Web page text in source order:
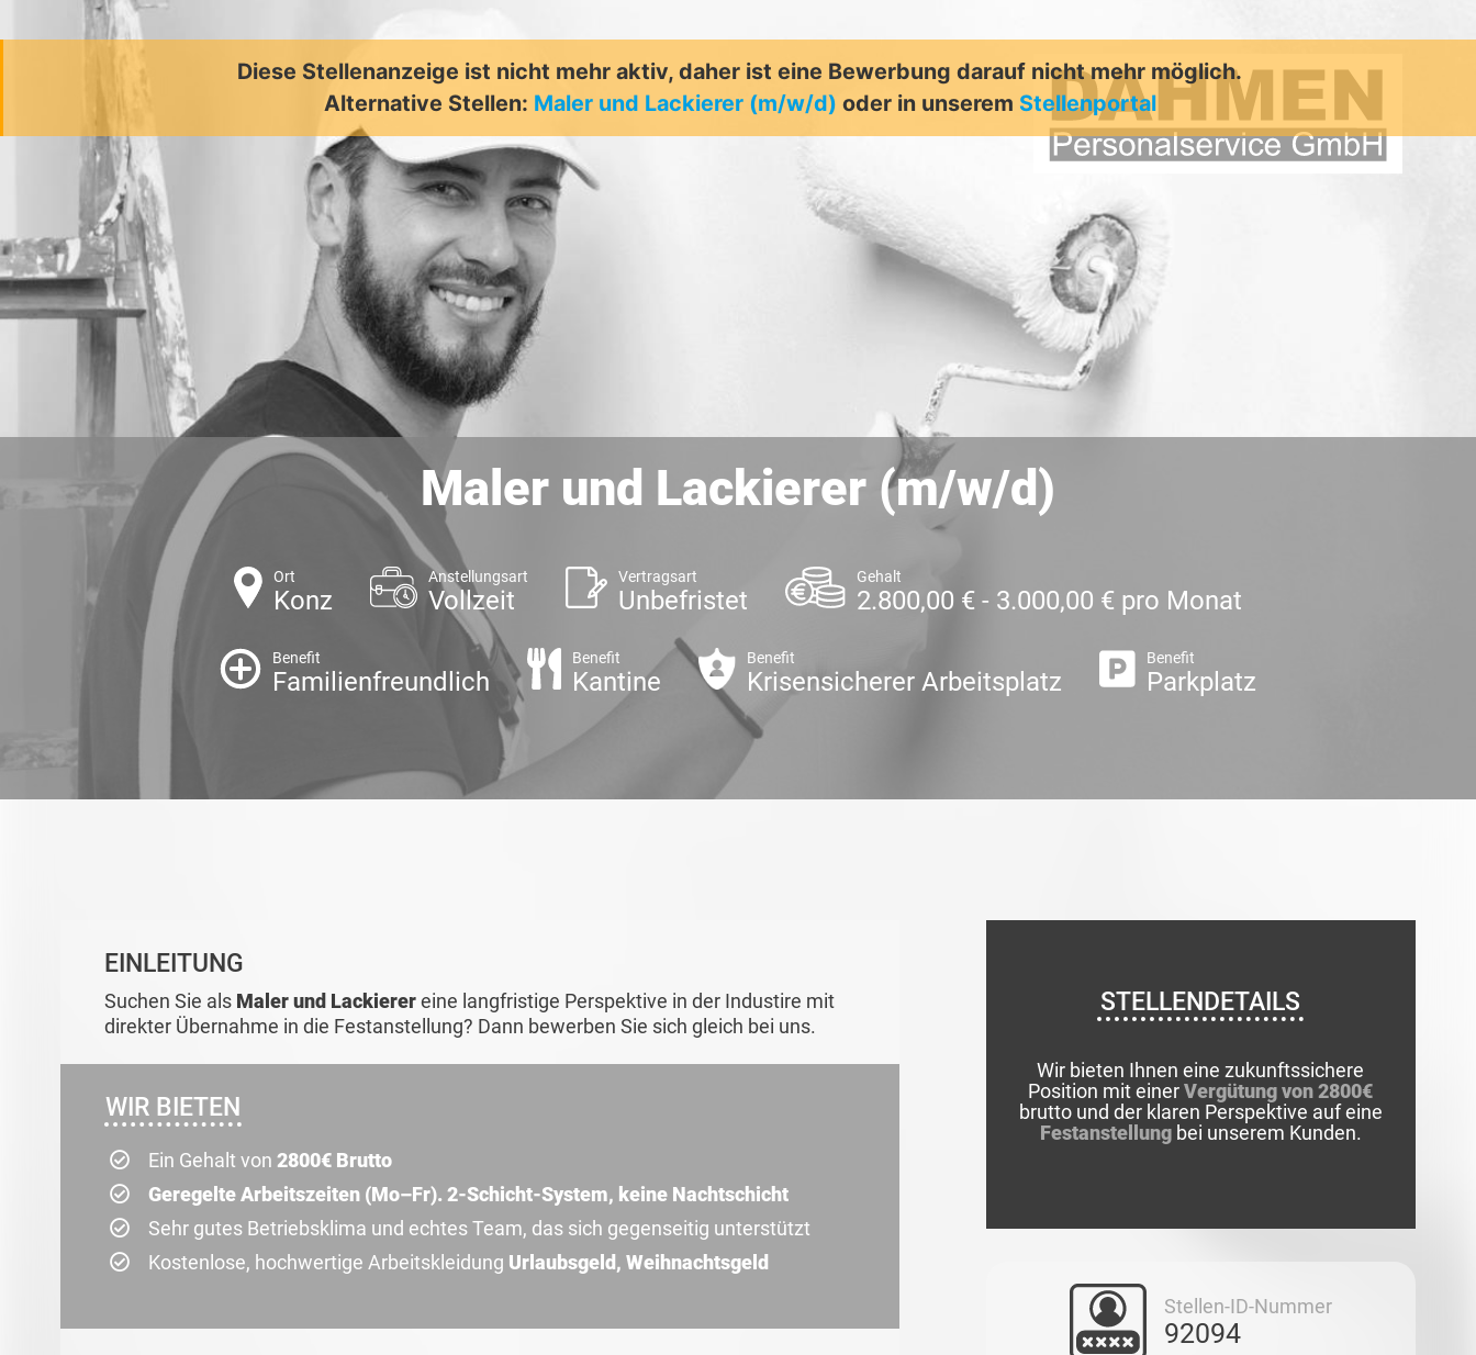
Diese Stellenanzeige ist nicht mehr aktiv, daher ist eine Bewerbung darauf nicht mehr möglich.
Alternative Stellen: Maler und Lackierer (m/w/d) oder in unserem Stellenportal
Maler und Lackierer (m/w/d)
Ort
Konz
Anstellungsart
Vollzeit
Vertragsart
Unbefristet
Gehalt
2.800,00 € - 3.000,00 € pro Monat
Benefit
Familienfreundlich
Benefit
Kantine
Benefit
Krisensicherer Arbeitsplatz
Benefit
Parkplatz
EINLEITUNG
Suchen Sie als Maler und Lackierereine langfristige Perspektive in der Industire mit
direkter Übernahme in die Festanstellung? Dann bewerben Sie sich gleich bei uns.
WIR BIETEN
Ein Gehalt von 2800€ Brutto
Geregelte Arbeitszeiten (Mo–Fr). 2-Schicht-System, keine Nachtschicht
Sehr gutes Betriebsklima und echtes Team, das sich gegenseitig unterstützt
Kostenlose, hochwertige Arbeitskleidung Urlaubsgeld, Weihnachtsgeld
STELLENDETAILS
Wir bieten Ihnen eine zukunftssichere
Position mit einerVergütung von 2800€
brutto und der klaren Perspektive auf eine
Festanstellung bei unserem Kunden.
Stellen-ID-Nummer
92094